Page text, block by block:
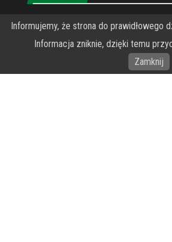
O Fundacji PRZEkarpacie
Wykonanie portalu – specjaliści stron
Informujemy, że strona do prawidłowego
Informacja zniknie, dzięki temu
Zamknij